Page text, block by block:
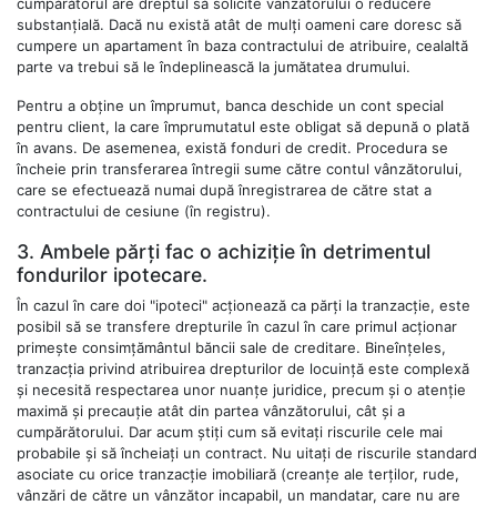
substanțială. Dacă nu există atât de mulți oameni care doresc să
cumpere un apartament în baza contractului de atribuire, cealaltă
parte va trebui să le îndeplinească la jumătatea drumului.
Pentru a obține un împrumut, banca deschide un cont special
pentru client, la care împrumutatul este obligat să depună o plată
în avans. De asemenea, există fonduri de credit. Procedura se
încheie prin transferarea întregii sume către contul vânzătorului,
care se efectuează numai după înregistrarea de către stat a
contractului de cesiune (în registru).
3. Ambele părți fac o achiziție în detrimentul
fondurilor ipotecare.
În cazul în care doi "ipoteci" acționează ca părți la tranzacție, este
posibil să se transfere drepturile în cazul în care primul acționar
primește consimțământul băncii sale de creditare. Bineînțeles,
tranzacția privind atribuirea drepturilor de locuință este complexă
și necesită respectarea unor nuanțe juridice, precum și o atenție
maximă și precauție atât din partea vânzătorului, cât și a
cumpărătorului. Dar acum știți cum să evitați riscurile cele mai
probabile și să încheiați un contract. Nu uitați de riscurile standard
asociate cu orice tranzacție imobiliară (creanțe ale terților, rude,
vânzări de către un vânzător incapabil, un mandatar, care nu are